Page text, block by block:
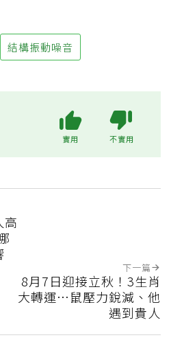
結構振動噪音
實用 不實用
下一篇
8月7日迎接立秋！3生肖
大轉運…鼠壓力銳減、他
遇到貴人